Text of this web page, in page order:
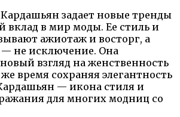
задает новые тренды
вклад в мир моды. Ее стиль и
ажиотаж и восторг, а
— не исключение. Она
взгляд на женственность
время сохраняя элегантность
— икона стиля и
для многих модниц со